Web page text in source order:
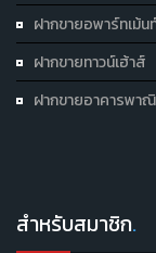
ฝากขายอพาร์ทเม้น
ฝากขายทาวน์เฮ้าส์
ฝากขายอาคารพา
สำหรับสมาชิก.